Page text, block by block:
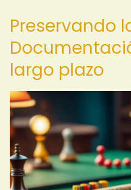
Preservando
largo plazo